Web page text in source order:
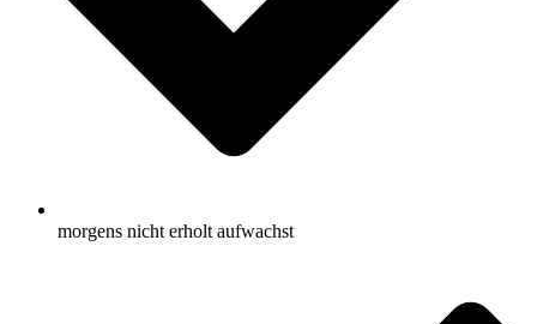
morgens nicht erholt aufwachst